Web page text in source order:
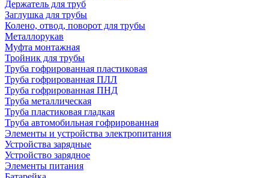
Держатель для труб
Заглушка для трубы
Колено, отвод, поворот для трубы
Металлорукав
Муфта монтажная
Тройник для трубы
Труба гофрированная пластиковая
Труба гофрированная ПЛЛ
Труба гофрированная ПНД
Труба металлическая
Труба пластиковая гладкая
Труба автомобильная гофрированная
Элементы и устройства электропитания
Устройства зарядные
Устройство зарядное
Элементы питания